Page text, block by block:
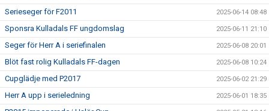
Serieseger för F2011 2025-06-14 08:48
Sponsra Kulladals FF ungdomslag 2025-06-11 21:10
Seger för Herr A i seriefinalen 2025-06-08 20:01
Blöt fast rolig Kulladals FF-dagen 2025-06-08 10:24
Cupglädje med P2017 2025-06-02 21:29
Herr A upp i serieledning 2025-06-01 18:35